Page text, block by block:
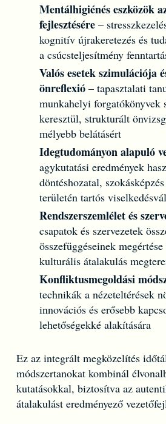
Mentálhigiénés eszközök
fejlesztésére–
kognitív újrakeretezés és
a csúcsteljesítmény
Valós esetek szimulációja
önreflexió– tapasztalati
munkahelyi forgatókönyvek
keresztül, strukturált
mélyebb belátásért
Idegtudományon alapuló
agykutatási eredmények
döntéshozatal,
területén tartós
Rendszerszemlélet és
csapatok és szervezetek
összefüggéseinek
kulturális átalakulás
Konfliktusmegoldási
technikák a nézeteltérések
innovációs és erősebb
lehetőségekké alakítására
Ez az integrált megközelítés
módszertanokat kombinál
kutatásokkal, biztosítva az
átalakulást eredményező